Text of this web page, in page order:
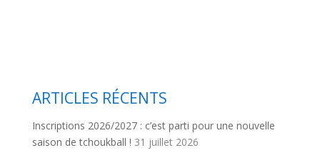
ARTICLES RÉCENTS
Inscriptions 2026/2027 : c’est parti pour une nouvelle
saison de tchoukball ! 31 juillet 2026